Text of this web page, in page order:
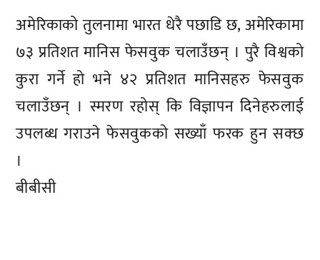
अमेरिकाको तुलनामा भारत धेरै पछाडि छ, अमेरिकामा
७३ प्रतिशत मानिस फेसवुक चलाउँछन् । पुरै विश्वको
कुरा गर्ने हो भने ४२ प्रतिशत मानिसहरु फेसवुक
चलाउँछन् । स्मरण रहोस् कि विज्ञापन दिनेहरुलाई
उपलब्ध गराउने फेसवुकको सख्याँ फरक हुन सक्छ
।
बीबीसी